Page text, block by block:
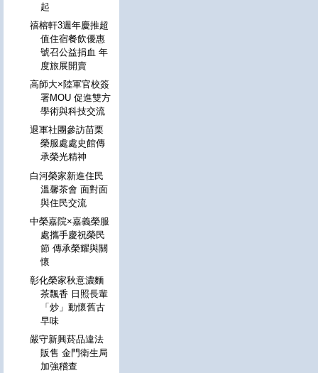
起
禧榕軒3週年慶推超
值住宿餐飲優惠
號召公益捐血 年
度旅展開賣
高師大×陸軍官校簽
署MOU 促進雙方
學術與科技交流
退軍社團參訪苗栗
榮服處處史館傳
承榮光精神
白河榮家新進住民
溫馨茶會 面對面
與住民交流
中榮嘉院×嘉義榮服
處攜手慶祝榮民
節 傳承榮耀與關
懷
彰化榮家秋意濃麵
茶飄香 日照長輩
「炒」動懷舊古
早味
嚴守新興菸品違法
販售 金門衛生局
加強稽查